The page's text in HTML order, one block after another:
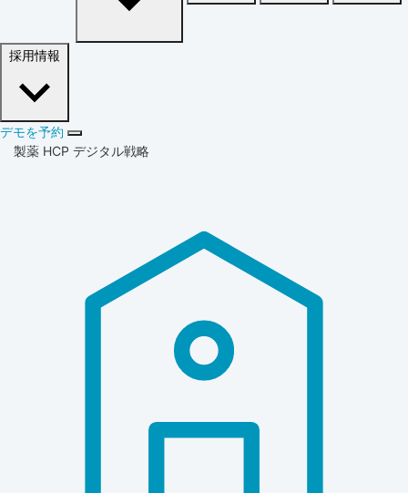
デモを予約
製薬 HCP デジタル戦略